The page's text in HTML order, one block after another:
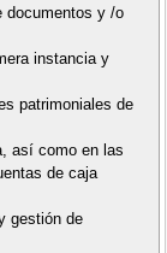
documentos y /o
instancia y
patrimoniales de
así como en las
de caja
gestión de